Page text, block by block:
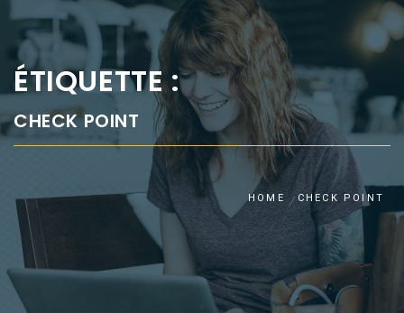
ÉTIQUETTE :
CHECK POINT
HOME CHECK POINT